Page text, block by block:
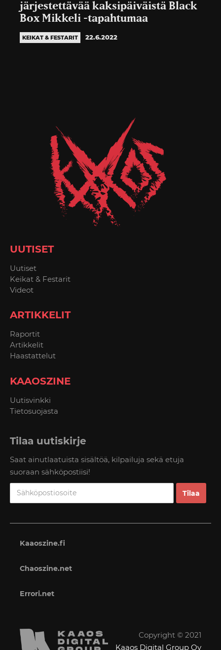
järjestettävää kaksipäiväistä Black
Box Mikkeli -tapahtumaa
KEIKAT & FESTARIT 22.6.2022
UUTISET
Uutiset
Keikat & Festarit
Videot
ARTIKKELIT
Raportit
Artikkelit
Haastattelut
KAAOSZINE
Uutisvinkki
Tietosuojasta
Tilaa uutiskirje
Saat ainutlaatuista sisältöä, kilpailuja sekä etuja
suoraan sähköpostiisi!
Kaaoszine.fi
Chaoszine.net
Errori.net
Copyright © 2021
Kaaos Digital Group Oy